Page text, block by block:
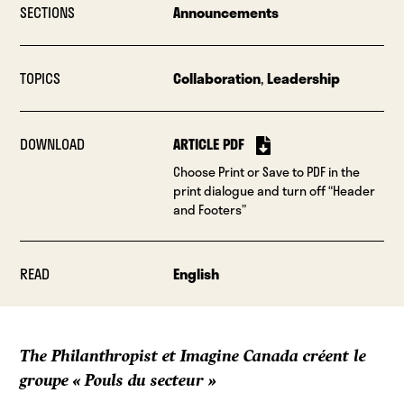
SECTIONS Announcements
TOPICS Collaboration,Leadership
DOWNLOAD ARTICLE PDF
Choose Print or Save to PDF in the
print dialogue and turn off “Header
and Footers”
READ English
The Philanthropist et Imagine Canada créent le
groupe « Pouls du secteur »